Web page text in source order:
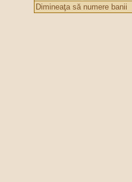
Dimineaţa să numere banii